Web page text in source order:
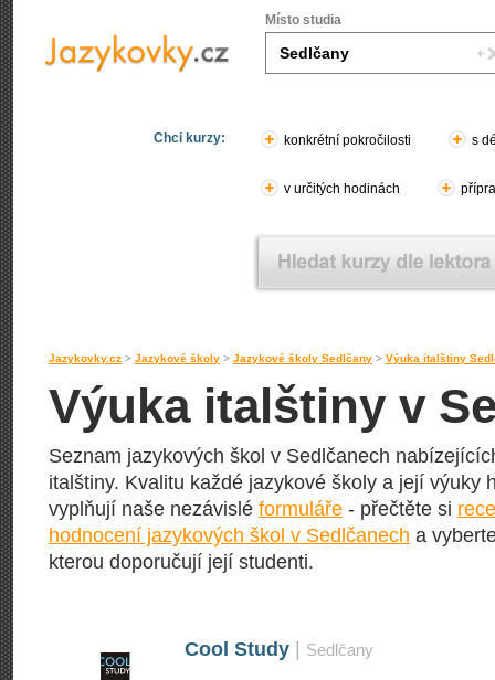
Místo studia
Chci kurzy: konkrétní pokročilosti s
v určitých hodinách
Jazykovky.cz > Jazykové školy > Jazykové školy Sedlčany > Výuka italštiny
Výuka italštiny v
Seznam jazykových škol v Sedlčanech
italštiny. Kvalitu každé jazykové školy a její výuky
vyplňují naše nezávislé formuláře - přečtěte si
hodnocení jazykových škol v Sedlčanech a
kterou doporučují její studenti.
Cool Study Sedlčany